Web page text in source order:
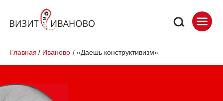
Главная / Иваново / «Даешь конструктивизм»